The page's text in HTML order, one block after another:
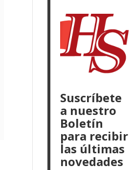
Suscríbete
a nuestro
Boletín
para recibir
las últimas
novedades